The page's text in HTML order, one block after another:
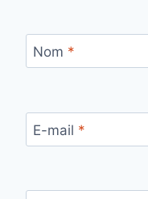
Nom *
E-mail *